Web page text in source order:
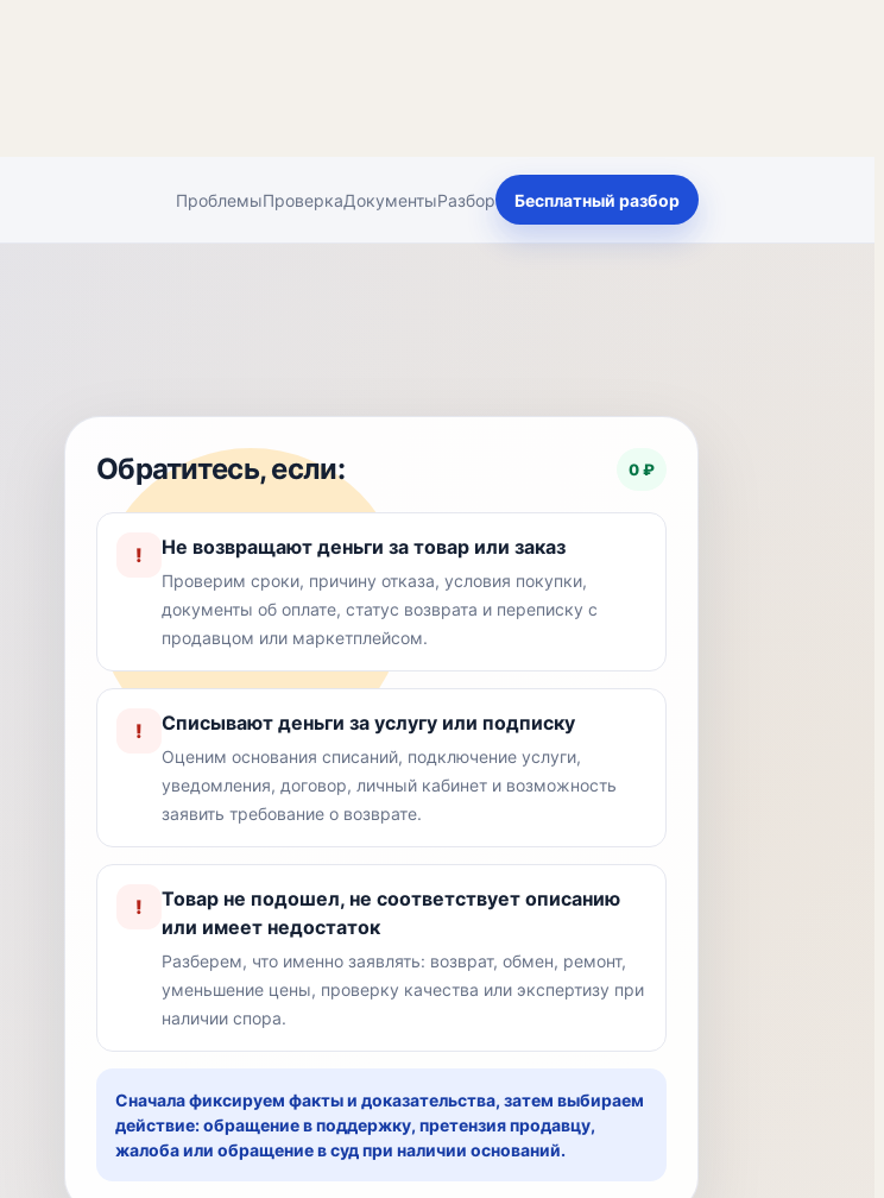
ПроблемыПроверкаДокументыРазбор Бесплатный разбор
Обратитесь, если: 0 ₽
! Не возвращают деньги за товар или заказ
Проверим сроки, причину отказа, условия покупки,
документы об оплате, статус возврата и переписку с
продавцом или маркетплейсом.
! Списывают деньги за услугу или подписку
Оценим основания списаний, подключение услуги,
уведомления, договор, личный кабинет и возможность
заявить требование о возврате.
!
Товар не подошел, не соответствует описанию
или имеет недостаток
Разберем, что именно заявлять: возврат, обмен, ремонт,
уменьшение цены, проверку качества или экспертизу при
наличии спора.
Сначала фиксируем факты и доказательства, затем выбираем
действие: обращение в поддержку, претензия продавцу,
жалоба или обращение в суд при наличии оснований.